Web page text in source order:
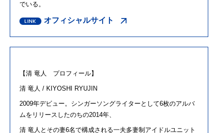
でいる。
オフィシャルサイト
【清 竜人 プロフィール】
清 竜人 / KIYOSHI RYUJIN
2009年デビュー。シンガーソングライターとして6枚のアルバ
ムをリリースしたのちの2014年、
清 竜人とその妻6名で構成される一夫多妻制アイドルユニット